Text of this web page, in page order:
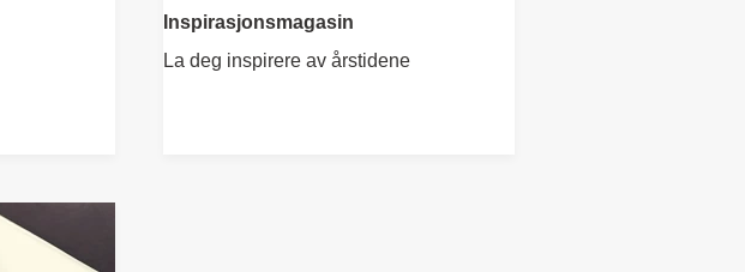
Inspirasjonsmagasin
La deg inspirere av årstidene